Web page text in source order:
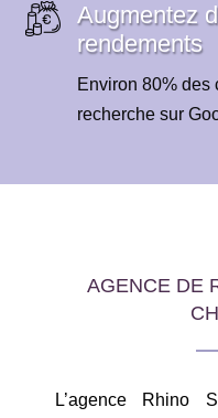
Augmentez
rendements
Environ 80% des
recherche sur
AGENCE DE
L’agence Rhino